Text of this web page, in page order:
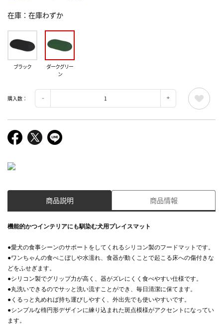
在庫 在庫わずか
ブラック
ダークグリー
ン
購入数：
商品説明 商品情報
機能的かつインテリアにも馴染む犬用プレイスマット
●愛犬の食事シーンのサポートをしてくれるシリコン製のフードマットです。
●ワンちゃんの食べこぼしや水濡れ、食器が動くことで起こる床への傷付きな
どをふせぎます。
●シリコン製でグリップ力が高く、器がズレにくく食べやすい仕様です。
●丸洗いできるのでサッと洗い流すことができ、毎日清潔に保てます。
●くるっと丸めれば持ち運びしやすく、外出先でも使いやすいです。
●シンプルな楕円形デザインに練り込まれた斑点模様がアクセントになってい
ます。